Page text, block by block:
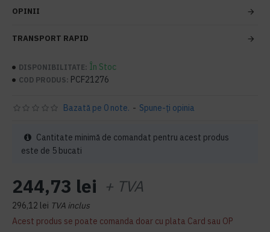
OPINII
TRANSPORT RAPID
DISPONIBILITATE: În Stoc
COD PRODUS: PCF21276
Bazată pe 0 note. - Spune-ţi opinia
244,73 lei + TVA
296,12 lei TVA inclus
Acest produs se poate comanda doar cu plata Card sau OP
Cantitate minimă de comandat pentru acest produs
este de 5 bucati